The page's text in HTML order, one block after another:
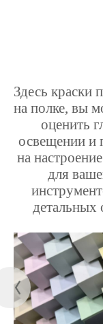
Здесь краски
на полке, вы
оценить
освещении и
на
для
детальных